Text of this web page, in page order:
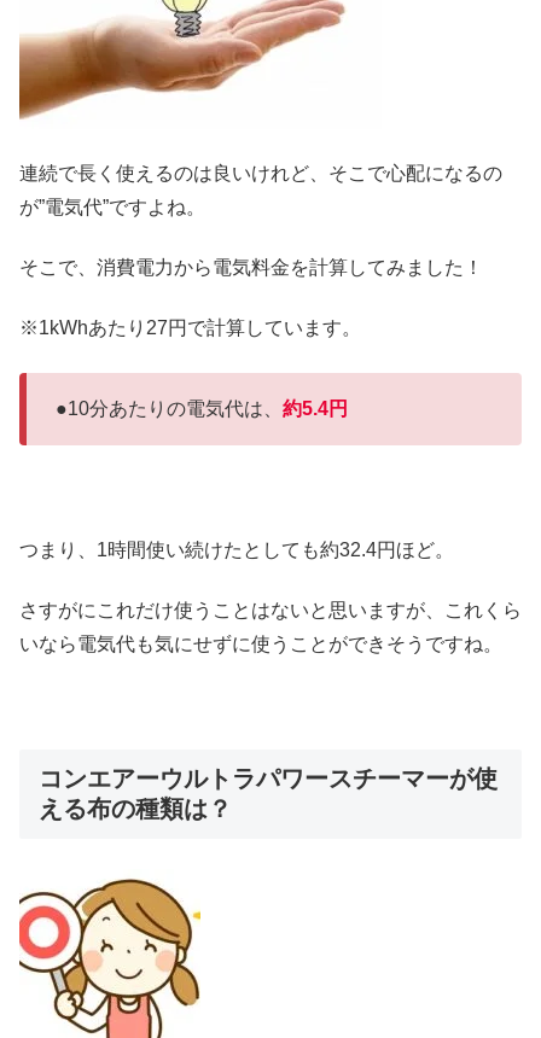
連続で長く使えるのは良いけれど、そこで心配になるの
が”電気代”ですよね。
そこで、消費電力から電気料金を計算してみました！
※1kWhあたり27円で計算しています。
●10分あたりの電気代は、 約5.4円
つまり、1時間使い続けたとしても約32.4円ほど。
さすがにこれだけ使うことはないと思いますが、これくら
いなら電気代も気にせずに使うことができそうですね。
コンエアーウルトラパワースチーマーが使
える布の種類は？